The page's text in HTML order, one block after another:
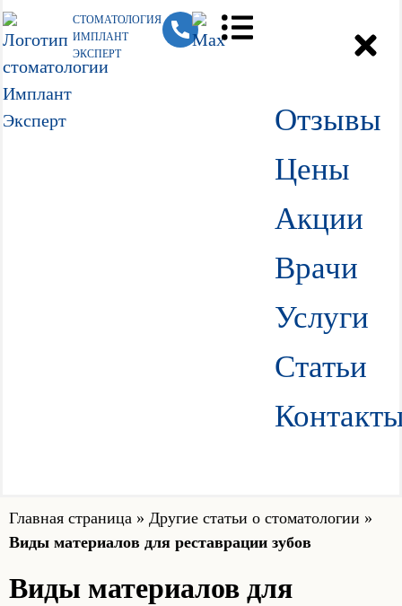
СТОМАТОЛОГИЯ
ИМПЛАНТ
ЭКСПЕРТ
Отзывы
Цены
Акции
Врачи
Услуги
Статьи
Главная страница » Другие статьи о стоматологии »
Виды материалов для реставрации зубов
Виды материалов для